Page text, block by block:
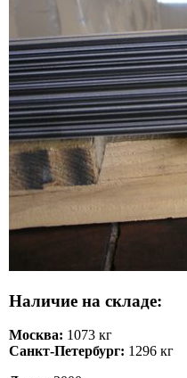
Наличие на складе:
Москва: 1073 кг
Санкт-Петербург: 1296 кг